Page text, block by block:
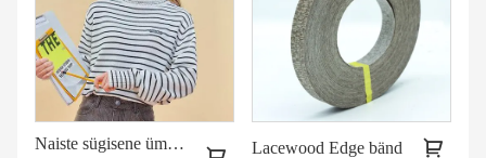
Naiste sügisene ümara kaelusega kampsun
Lacewood Edge bänd